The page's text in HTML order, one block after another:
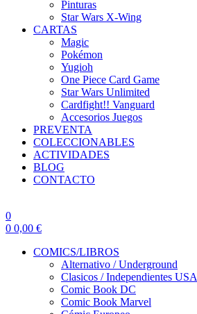
Pinturas
Star Wars X-Wing
CARTAS
Magic
Pokémon
Yugioh
One Piece Card Game
Star Wars Unlimited
Cardfight!! Vanguard
Accesorios Juegos
PREVENTA
COLECCIONABLES
ACTIVIDADES
BLOG
CONTACTO
0
0 0,00 €
COMICS/LIBROS
Alternativo / Underground
Clasicos / Independientes USA
Comic Book DC
Comic Book Marvel